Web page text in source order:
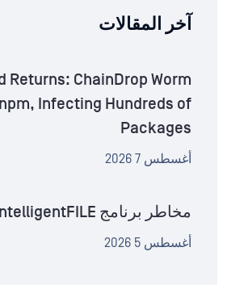
آخر المقالات
Returns: ChainDrop Worm
Infecting Hundreds of
Packages
أغسطس 7 2026
مخاطر برنامج IntelligentFILE
أغسطس 5 2026